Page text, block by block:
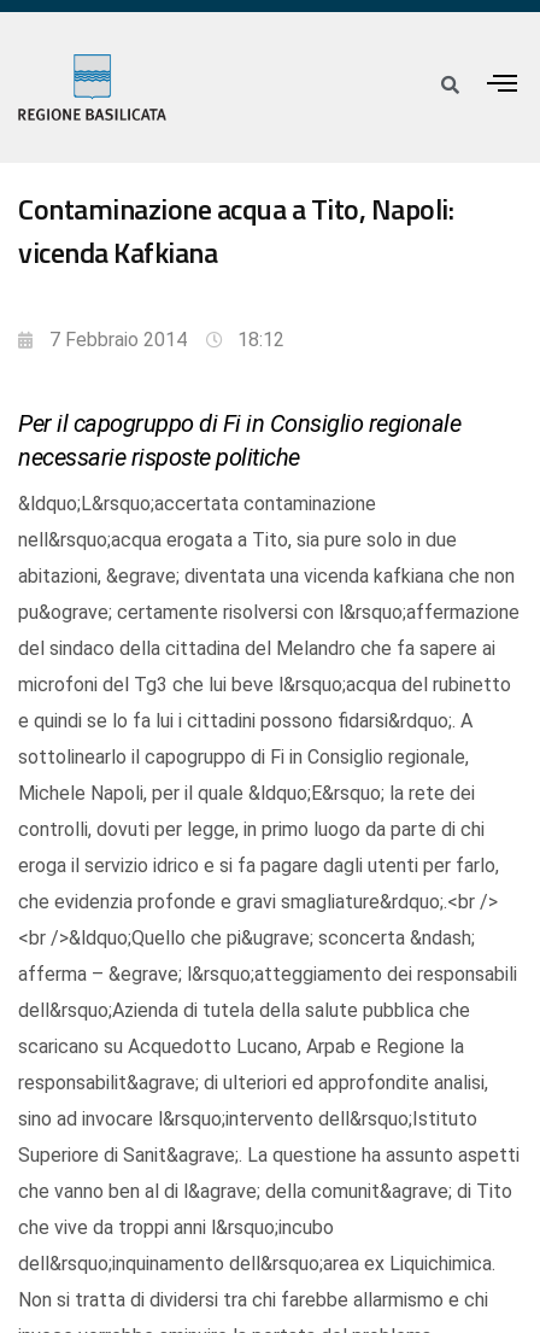
Contaminazione acqua a Tito, Napoli:
vicenda Kafkiana
7 Febbraio 2014 18:12
Per il capogruppo di Fi in Consiglio regionale
necessarie risposte politiche
&ldquo;L&rsquo;accertata contaminazione
nell&rsquo;acqua erogata a Tito, sia pure solo in due
abitazioni, &egrave; diventata una vicenda kafkiana che non
pu&ograve; certamente risolversi con l&rsquo;affermazione
del sindaco della cittadina del Melandro che fa sapere ai
microfoni del Tg3 che lui beve l&rsquo;acqua del rubinetto
e quindi se lo fa lui i cittadini possono fidarsi&rdquo;. A
sottolinearlo il capogruppo di Fi in Consiglio regionale,
Michele Napoli, per il quale &ldquo;E&rsquo; la rete dei
controlli, dovuti per legge, in primo luogo da parte di chi
eroga il servizio idrico e si fa pagare dagli utenti per farlo,
che evidenzia profonde e gravi smagliature&rdquo;.<br />
<br />&ldquo;Quello che pi&ugrave; sconcerta &ndash;
afferma – &egrave; l&rsquo;atteggiamento dei responsabili
dell&rsquo;Azienda di tutela della salute pubblica che
scaricano su Acquedotto Lucano, Arpab e Regione la
responsabilit&agrave; di ulteriori ed approfondite analisi,
sino ad invocare l&rsquo;intervento dell&rsquo;Istituto
Superiore di Sanit&agrave;. La questione ha assunto aspetti
che vanno ben al di l&agrave; della comunit&agrave; di Tito
che vive da troppi anni l&rsquo;incubo
dell&rsquo;inquinamento dell&rsquo;area ex Liquichimica.
Non si tratta di dividersi tra chi farebbe allarmismo e chi